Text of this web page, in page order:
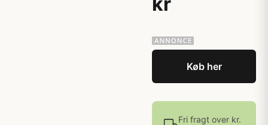
Køb her
Fri fragt over kr.